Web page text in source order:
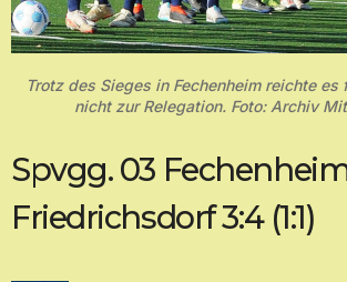
Trotz des Sieges in Fechenheim reichte
nicht zur Relegation. Foto: Archiv
Spvgg. 03
Friedrichsdorf 3:4 (1:1)